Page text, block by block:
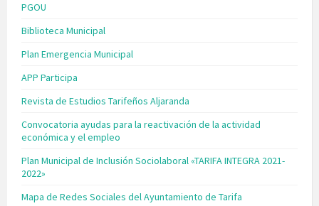
PGOU
Biblioteca Municipal
Plan Emergencia Municipal
APP Participa
Revista de Estudios Tarifeños Aljaranda
Convocatoria ayudas para la reactivación de la actividad
económica y el empleo
Plan Municipal de Inclusión Sociolaboral «TARIFA INTEGRA 2021-
2022»
Mapa de Redes Sociales del Ayuntamiento de Tarifa